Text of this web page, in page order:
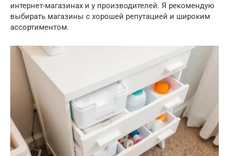
интернет-магазинах и у производителей. Я рекомендую
выбирать магазины с хорошей репутацией и широким
ассортиментом.